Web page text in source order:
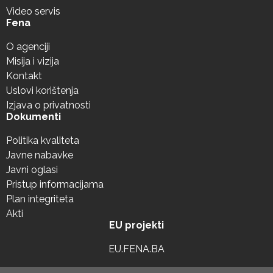
Video servis
Fena
O agenciji
Misija i vizija
Kontakt
Uslovi korištenja
Izjava o privatnosti
Dokumenti
Politika kvaliteta
Javne nabavke
Javni oglasi
Pristup informacijama
Plan integriteta
Akti
EU projekti
EU.FENA.BA